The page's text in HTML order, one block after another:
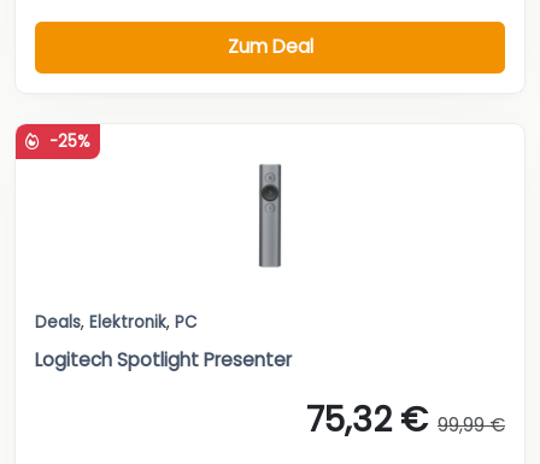
Zum Deal
-25%
Deals, Elektronik, PC
Logitech Spotlight Presenter
75,32 € 99,99 €